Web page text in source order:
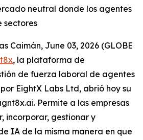
neutral donde los agentes
sectores
Caimán, June 03, 2026 (GLOBE
, la plataforma de
de fuerza laboral de agentes
EightX Labs Ltd, abrió hoy su
Permite a las empresas
incorporar, gestionar y
IA de la misma manera en que